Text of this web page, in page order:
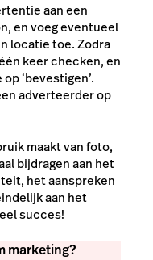
aan een
en voeg eventueel
locatie toe. Zodra
keer checken, en
‘bevestigen’.
adverteerder op
maakt van foto,
bijdragen aan het
het aanspreken
aan het
succes!
marketing?